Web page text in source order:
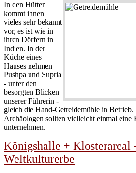
In den Hütten
kommt ihnen
vieles sehr bekannt
vor, es ist wie in
ihren Dörfern in
Indien. In der
Küche eines
Hauses nehmen
Pushpa und Supria
- unter den
besorgten Blicken
unserer Führerin -
gleich die Hand-Getreidemühle in
Archäologen sollten vielleicht einmal eine
unternehmen.
Königshalle + Klosterareal
Weltkulturerbe